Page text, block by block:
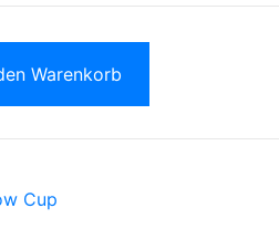
Warenkorb
Cup